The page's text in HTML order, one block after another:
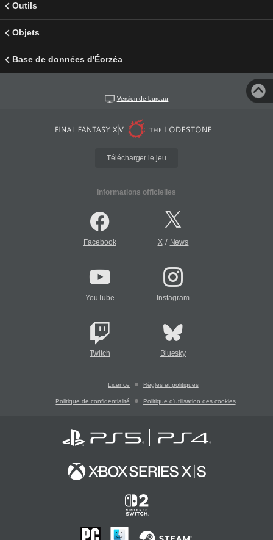
Outils
Objets
Base de données d'Éorzéa
Version de bureau
Télécharger le jeu
Informations officielles
Facebook X/ News
YouTube Instagram
Twitch Bluesky
Licence Règles et politiques
Politique de confidentialité Politique d'utilisation des cookies